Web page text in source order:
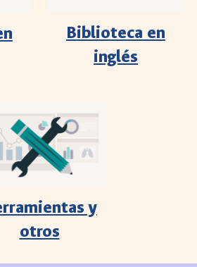
Biblioteca en
inglés
y
otros